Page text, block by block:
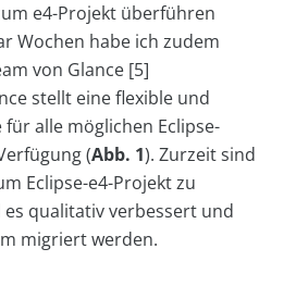
e4-Projekt überführen
Wochen habe ich zudem
von Glance [5]
stellt eine flexible und
alle möglichen Eclipse-
(Abb. 1). Zurzeit sind
Eclipse-e4-Projekt zu
qualitativ verbessert und
migriert werden.